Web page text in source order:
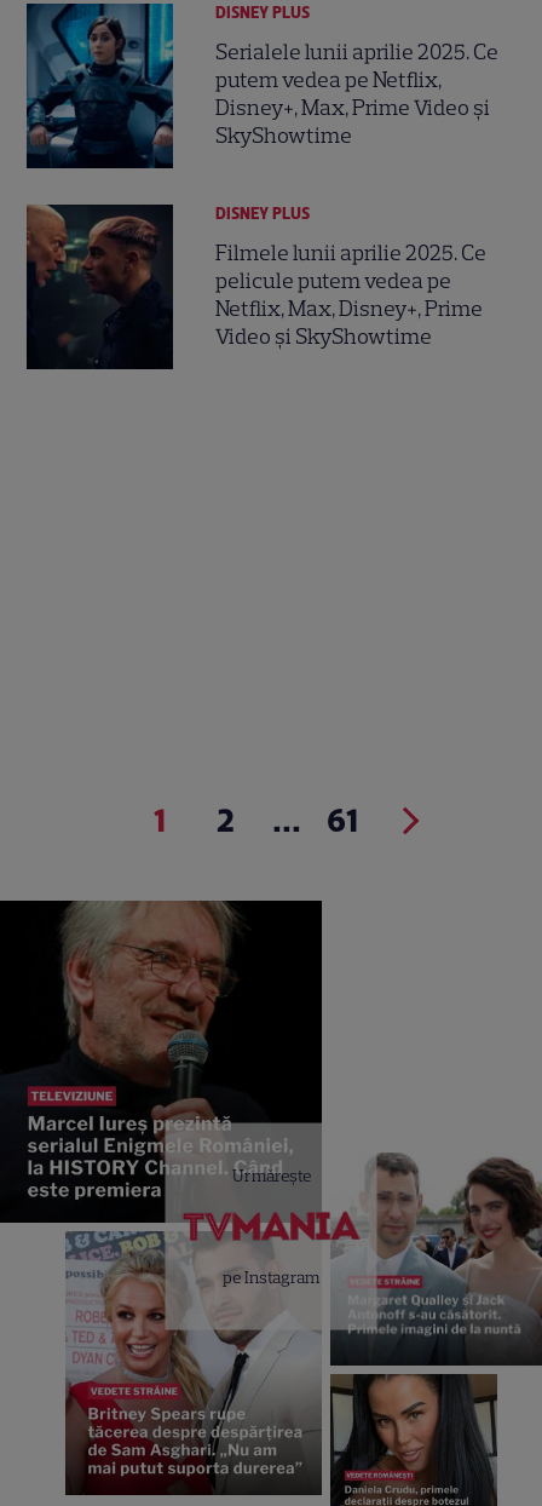
DISNEY PLUS
Serialele lunii aprilie 2025. Ce
putem vedea pe Netflix,
Disney+, Max, Prime Video și
SkyShowtime
DISNEY PLUS
Filmele lunii aprilie 2025. Ce
pelicule putem vedea pe
Netflix, Max, Disney+, Prime
Video și SkyShowtime
1 2 ... 61
Urmărește
pe Instagram